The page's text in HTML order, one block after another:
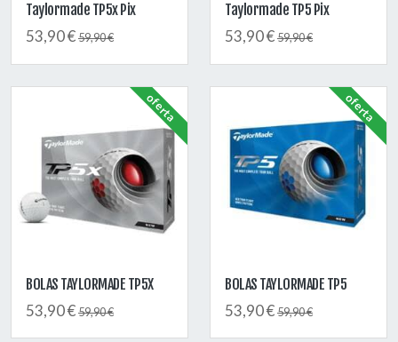
Taylormade TP5x Pix
53,90 €59,90 €
Taylormade TP5 Pix
53,90 €59,90 €
BOLAS TAYLORMADE TP5X
53,90 €59,90 €
oferta
BOLAS TAYLORMADE TP5
53,90 €59,90 €
oferta